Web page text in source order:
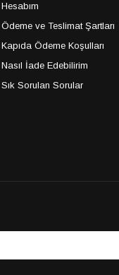
Hesabım
Ödeme ve Teslimat Şartları
Kapıda Ödeme Koşulları
Nasıl İade Edebilirim
Sık Sorulan Sorular